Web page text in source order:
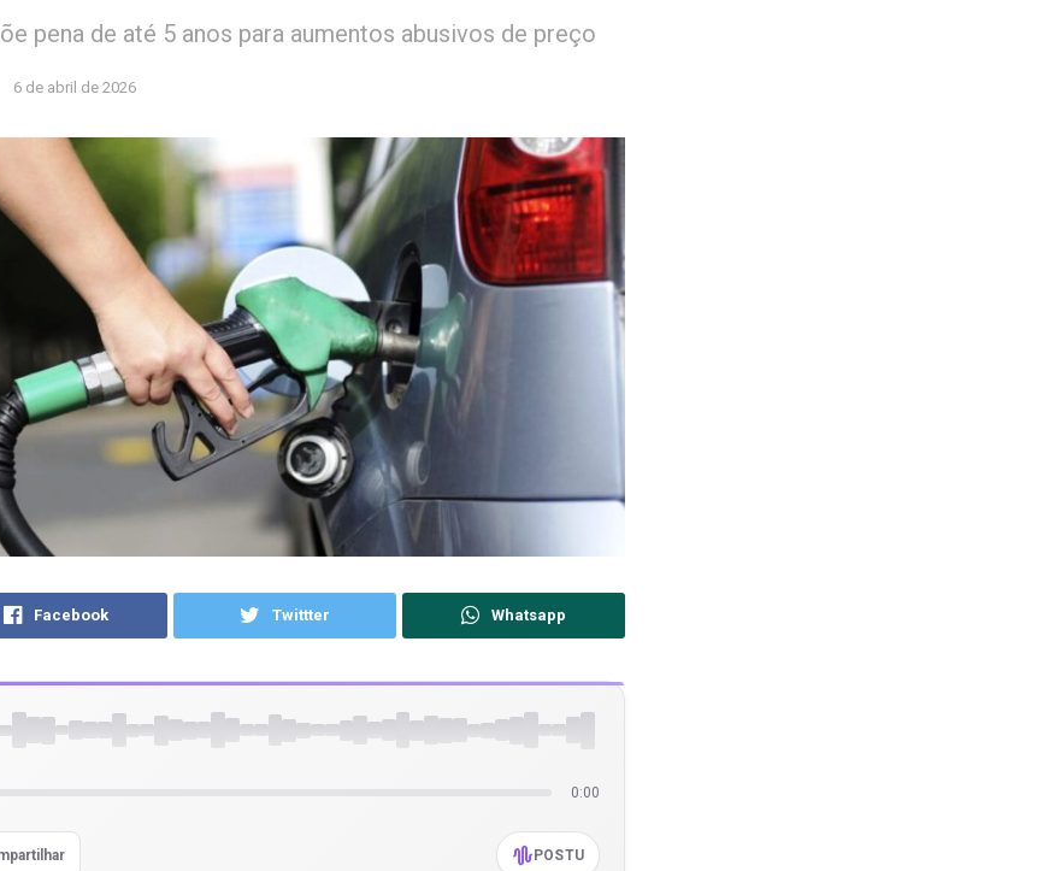
pena de até 5 anos para aumentos abusivos de preço
6 de abril de 2026
Facebook Twittter Whatsapp
0:00
POSTU